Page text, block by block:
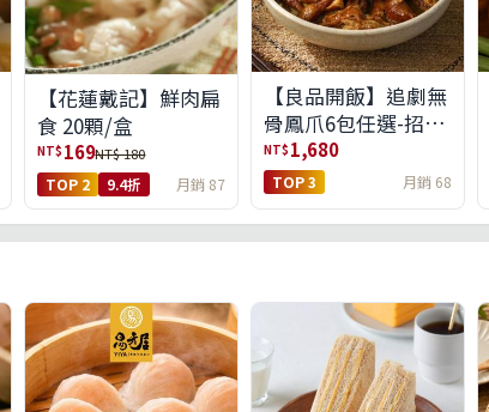
【花蓮戴記】鮮肉扁
食 20顆/盒
NT$ 169NT$ 180
TOP 2 9.4折 月銷 87
【良品開飯】追劇無
骨鳳爪6包任選-招牌
原味/濃濃蒜香/過癮
麻辣(免運組)
NT$ 1,680
TOP 3 月銷 68